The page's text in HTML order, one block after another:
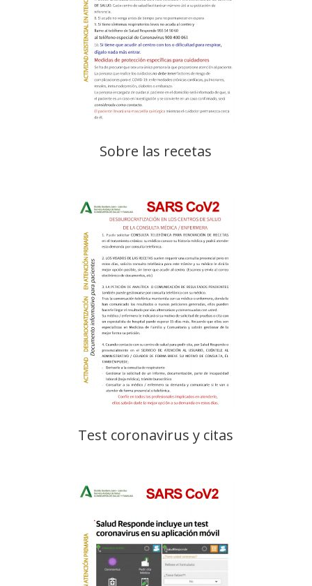
Sobre las recetas
Test coronavirus y citas